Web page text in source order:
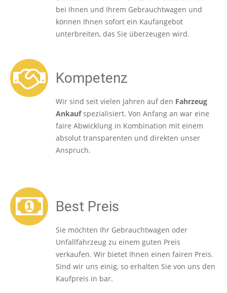
bei Ihnen und Ihrem Gebrauchtwagen und
können Ihnen sofort ein Kaufangebot
unterbreiten, das Sie überzeugen wird.
Kompetenz
Wir sind seit vielen Jahren auf den Fahrzeug
Ankaufspezialisiert. Von Anfang an war eine
faire Abwicklung in Kombination mit einem
absolut transparenten und direkten unser
Anspruch.
Best Preis
Sie möchten Ihr Gebrauchtwagen oder
Unfallfahrzeug zu einem guten Preis
verkaufen. Wir bietet Ihnen einen fairen Preis.
Sind wir uns einig, so erhalten Sie von uns den
Kaufpreis in bar.